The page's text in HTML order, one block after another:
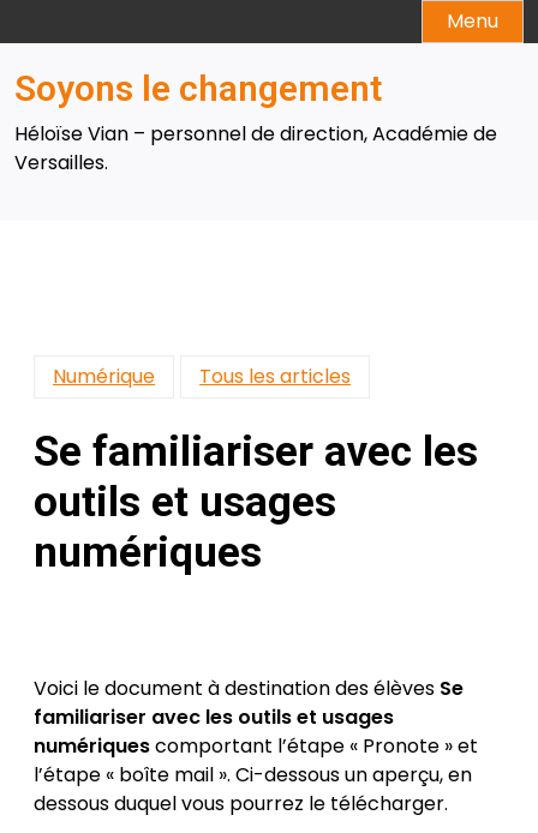
to
content
Menu
Soyons le changement
Héloïse Vian – personnel de direction, Académie de
Versailles.
Numérique Tous les articles
Se familiariser avec les
outils et usages
numériques
Mar
2023
Voici le document à destination des élèves Se
familiariser avec les outils et usages
numériquescomportant l’étape « Pronote » et
l’étape « boîte mail ». Ci-dessous un aperçu, en
dessous duquel vous pourrez le télécharger.